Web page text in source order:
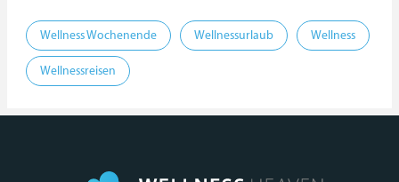
Wellness Wochenende Wellnessurlaub Wellness
Wellnessreisen